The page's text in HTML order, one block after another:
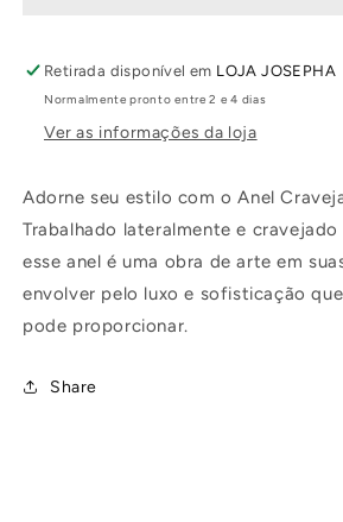
Retirada disponível em LOJA JOSEPHA
Normalmente pronto entre 2 e 4 dias
Ver as informações da loja
Adorne seu estilo com o Anel
Trabalhado lateralmente e cravejado
esse anel é uma obra de arte em
envolver pelo luxo e sofisticação
pode proporcionar.
Share